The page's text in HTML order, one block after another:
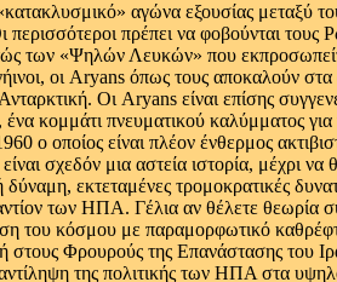
αγώνα εξουσίας μεταξύ
πρέπει να φοβούνται τους
των «Ψηλών Λευκών» που
οι Aryans όπως τους αποκαλούν
Οι Aryans είναι επίσης
κομμάτι πνευματικού καλύμματος
ο οποίος είναι πλέον ένθερμος
σχεδόν μια αστεία ιστορία, μέχρι
εκτεταμένες τρομοκρατικές
των ΗΠΑ. Γέλια αν θέλετε θεωρία
του κόσμου με παραμορφωτικό
στους Φρουρούς της Επανάστασης του
της πολιτικής των ΗΠΑ στα